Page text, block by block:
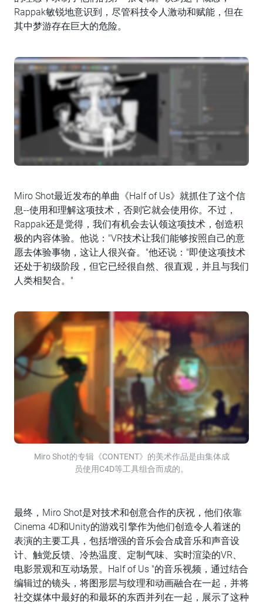
Rappak敏锐地意识到，尽管科技令人激动和赋能，但在
其中梦游存在巨大的危险。
Miro Shot最近发布的单曲《Half of Us》就抓住了这个信
息--使用和理解这项技术，否则它就会使用你。不过，
Rappak还是觉得，我们有机会去认领这项技术，创造积
极的内容体验。他说："VR技术让我们能够按照自己的意
愿去体验事物，这让人很兴奋。"他还说："即使这项技术
还处于初级阶段，但它已经很自然、很直观，并且与我们
人类相契合。"
Miro Shot的专辑《CONTENT》的美术作品是由集体成
员使用C4D等工具组合而成的。
最终，Miro Shot是对技术和创意合作的庆祝，他们依靠
Cinema 4D和Unity的游戏引擎作为他们创造令人着迷的
表演的主要工具，包括增强的音乐会合成音乐和声音设
计、触觉反馈、冷热温度、定制气味、实时渲染的VR、
电影景观和互动场景。Half of Us "的音乐视频，通过结合
编辑过的镜头，将图形层与纹理和动画融合在一起，并将
社交媒体中最好的和最坏的东西并列在一起，展示了这种